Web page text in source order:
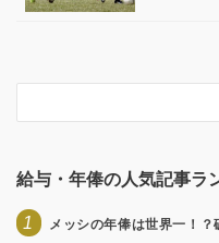
給与・年俸の人気記事ラ
1 メッシの年俸は世界一！